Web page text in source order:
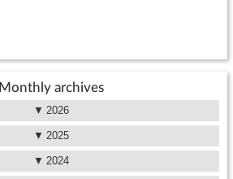
Monthly archives
2026
2025
2024